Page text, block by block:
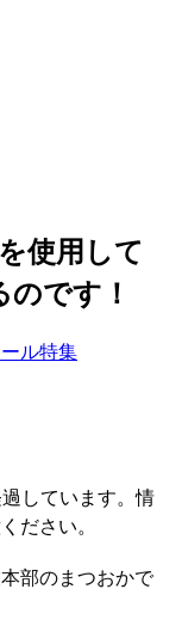
使用して
です！
ル特集
しています。情
ださい。
部のまつおかで